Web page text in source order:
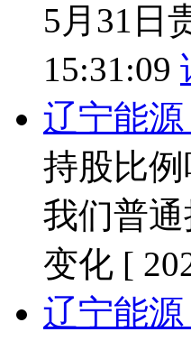
5月31日
15:31:09
辽宁能源
持股比
我们普
变化 [
辽宁能源